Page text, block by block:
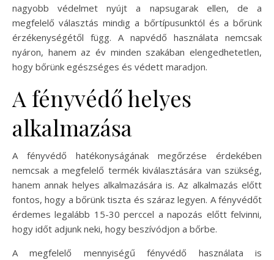
nagyobb védelmet nyújt a napsugarak ellen, de a
megfelelő választás mindig a bőrtípusunktól és a bőrünk
érzékenységétől függ. A napvédő használata nemcsak
nyáron, hanem az év minden szakában elengedhetetlen,
hogy bőrünk egészséges és védett maradjon.
A fényvédő helyes
alkalmazása
A fényvédő hatékonyságának megőrzése érdekében
nemcsak a megfelelő termék kiválasztására van szükség,
hanem annak helyes alkalmazására is. Az alkalmazás előtt
fontos, hogy a bőrünk tiszta és száraz legyen. A fényvédőt
érdemes legalább 15-30 perccel a napozás előtt felvinni,
hogy időt adjunk neki, hogy beszívódjon a bőrbe.
A megfelelő mennyiségű fényvédő használata is